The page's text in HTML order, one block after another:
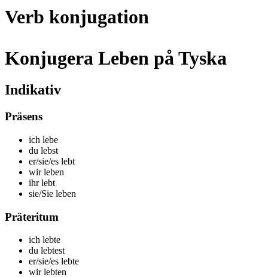
Verb konjugation
Konjugera Leben på Tyska
Indikativ
Präsens
ich lebe
du lebst
er/sie/es lebt
wir leben
ihr lebt
sie/Sie leben
Präteritum
ich lebte
du lebtest
er/sie/es lebte
wir lebten